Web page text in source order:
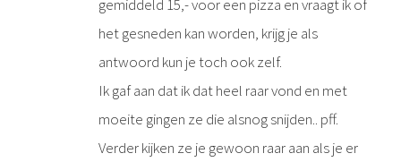
gemiddeld 15,- voor een pizza en vraagt ik of
het gesneden kan worden, krijg je als
antwoord kun je toch ook zelf.
Ik gaf aan dat ik dat heel raar vond en met
moeite gingen ze die alsnog snijden.. pff.
Verder kijken ze je gewoon raar aan als je er